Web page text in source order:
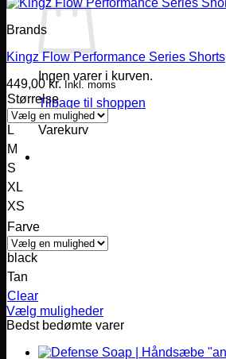
Ingen varer i kurven.
Tilbage til shoppen
Varekurv
Brands
Kingz Flow Performance Series Shorts
449,00kr. Inkl. moms
Størrelse
L
M
S
XL
XS
Farve
black
Tan
Clear
Vælg muligheder
Dette
Bedst bedømte varer